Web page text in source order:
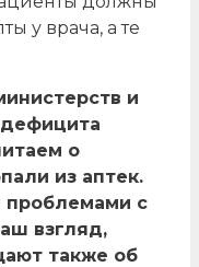
у врача, а те
и
о
из аптек.
проблемами с
взгляд,
также об